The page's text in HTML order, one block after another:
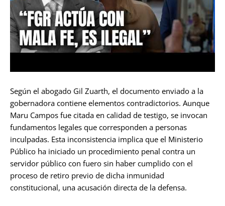
Según el abogado Gil Zuarth, el documento enviado a la
gobernadora contiene elementos contradictorios. Aunque
Maru Campos fue citada en calidad de testigo, se invocan
fundamentos legales que corresponden a personas
inculpadas. Esta inconsistencia implica que el Ministerio
Público ha iniciado un procedimiento penal contra un
servidor público con fuero sin haber cumplido con el
proceso de retiro previo de dicha inmunidad
constitucional, una acusación directa de la defensa.